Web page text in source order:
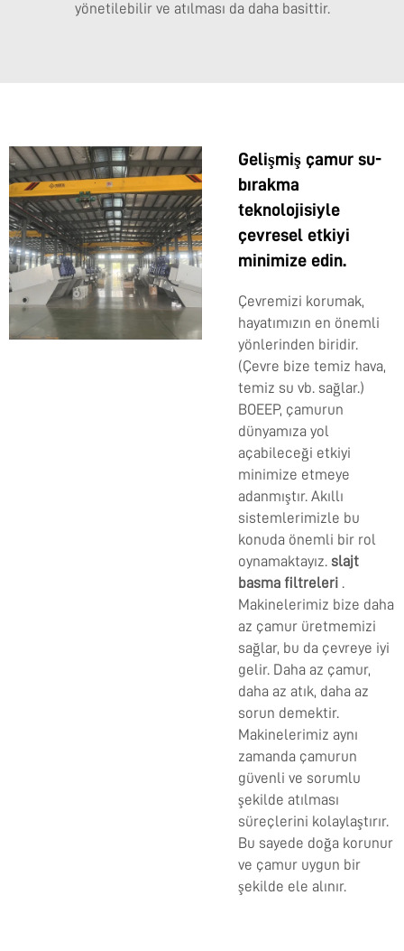
yönetilebilir ve atılması da daha basittir.
Gelişmiş çamur su-
bırakma
teknolojisiyle
çevresel etkiyi
minimize edin.
Çevremizi korumak,
hayatımızın en önemli
yönlerinden biridir.
(Çevre bize temiz hava,
temiz su vb. sağlar.)
BOEEP, çamurun
dünyamıza yol
açabileceği etkiyi
minimize etmeye
adanmıştır. Akıllı
sistemlerimizle bu
konuda önemli bir rol
oynamaktayız. slajt
basma filtreleri .
Makinelerimiz bize daha
az çamur üretmemizi
sağlar, bu da çevreye iyi
gelir. Daha az çamur,
daha az atık, daha az
sorun demektir.
Makinelerimiz aynı
zamanda çamurun
güvenli ve sorumlu
şekilde atılması
süreçlerini kolaylaştırır.
Bu sayede doğa korunur
ve çamur uygun bir
şekilde ele alınır.